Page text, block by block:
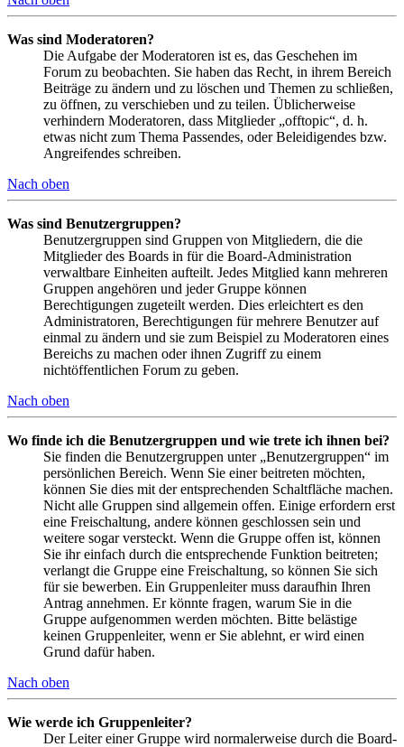
Was sind Moderatoren?
Die Aufgabe der Moderatoren ist es, das Geschehen im
Forum zu beobachten. Sie haben das Recht, in ihrem Bereich
Beiträge zu ändern und zu löschen und Themen zu schließen,
zu öffnen, zu verschieben und zu teilen. Üblicherweise
verhindern Moderatoren, dass Mitglieder „offtopic“, d. h.
etwas nicht zum Thema Passendes, oder Beleidigendes bzw.
Angreifendes schreiben.
Nach oben
Was sind Benutzergruppen?
Benutzergruppen sind Gruppen von Mitgliedern, die die
Mitglieder des Boards in für die Board-Administration
verwaltbare Einheiten aufteilt. Jedes Mitglied kann mehreren
Gruppen angehören und jeder Gruppe können
Berechtigungen zugeteilt werden. Dies erleichtert es den
Administratoren, Berechtigungen für mehrere Benutzer auf
einmal zu ändern und sie zum Beispiel zu Moderatoren eines
Bereichs zu machen oder ihnen Zugriff zu einem
nichtöffentlichen Forum zu geben.
Nach oben
Wo finde ich die Benutzergruppen und wie trete ich ihnen bei?
Sie finden die Benutzergruppen unter „Benutzergruppen“ im
persönlichen Bereich. Wenn Sie einer beitreten möchten,
können Sie dies mit der entsprechenden Schaltfläche machen.
Nicht alle Gruppen sind allgemein offen. Einige erfordern erst
eine Freischaltung, andere können geschlossen sein und
weitere sogar versteckt. Wenn die Gruppe offen ist, können
Sie ihr einfach durch die entsprechende Funktion beitreten;
verlangt die Gruppe eine Freischaltung, so können Sie sich
für sie bewerben. Ein Gruppenleiter muss daraufhin Ihren
Antrag annehmen. Er könnte fragen, warum Sie in die
Gruppe aufgenommen werden möchten. Bitte belästige
keinen Gruppenleiter, wenn er Sie ablehnt, er wird einen
Grund dafür haben.
Nach oben
Wie werde ich Gruppenleiter?
Der Leiter einer Gruppe wird normalerweise durch die Board-